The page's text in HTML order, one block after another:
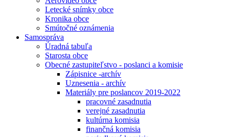
Letecké snímky obce
Kronika obce
Smútočné oznámenia
Samospráva
Úradná tabuľa
Starosta obce
Obecné zastupiteľstvo - poslanci a komisie
Zápisnice -archív
Uznesenia - archív
Materiály pre poslancov 2019-2022
pracovné zasadnutia
verejné zasadnutia
kultúrna komisia
finančná komisia